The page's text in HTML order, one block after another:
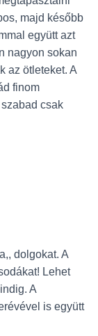
majd később
együtt azt
nagyon sokan
az ötleteket. A
finom
csak
dolgokat. A
Lehet
A
is együtt